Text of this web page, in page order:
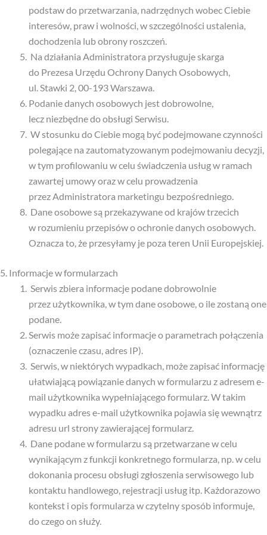
podstaw do przetwarzania, nadrzędnych wobec Ciebie
interesów, praw i wolności, w szczególności ustalenia,
dochodzenia lub obrony roszczeń.
Na działania Administratora przysługuje skarga
do Prezesa Urzędu Ochrony Danych Osobowych,
ul. Stawki 2, 00-193 Warszawa.
Podanie danych osobowych jest dobrowolne,
lecz niezbędne do obsługi Serwisu.
W stosunku do Ciebie mogą być podejmowane czynności
polegające na zautomatyzowanym podejmowaniu decyzji,
w tym profilowaniu w celu świadczenia usług w ramach
zawartej umowy oraz w celu prowadzenia
przez Administratora marketingu bezpośredniego.
Dane osobowe są przekazywane od krajów trzecich
w rozumieniu przepisów o ochronie danych osobowych.
Oznacza to, że przesyłamy je poza teren Unii Europejskiej.
5. Informacje w formularzach
Serwis zbiera informacje podane dobrowolnie
przez użytkownika, w tym dane osobowe, o ile zostaną one
podane.
Serwis może zapisać informacje o parametrach połączenia
(oznaczenie czasu, adres IP).
Serwis, w niektórych wypadkach, może zapisać informację
ułatwiającą powiązanie danych w formularzu z adresem e-
mail użytkownika wypełniającego formularz. W takim
wypadku adres e-mail użytkownika pojawia się wewnątrz
adresu url strony zawierającej formularz.
Dane podane w formularzu są przetwarzane w celu
wynikającym z funkcji konkretnego formularza, np. w celu
dokonania procesu obsługi zgłoszenia serwisowego lub
kontaktu handlowego, rejestracji usług itp. Każdorazowo
kontekst i opis formularza w czytelny sposób informuje,
do czego on służy.